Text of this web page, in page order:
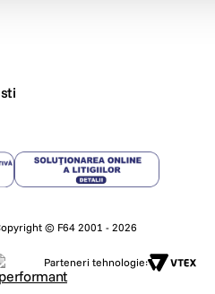
© F64 2001 - 2026
Parteneri tehnologie: